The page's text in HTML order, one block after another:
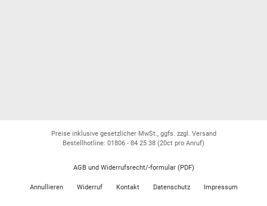
Preise inklusive gesetzlicher MwSt., ggfs. zzgl. Versand
Bestellhotline: 01806 - 84 25 38 (20ct pro Anruf)
AGB und Widerrufsrecht/-formular (PDF)
Annullieren Widerruf Kontakt Datenschutz Impressum